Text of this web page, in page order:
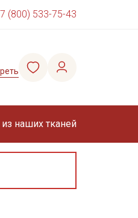
(800) 533-75-43
наших тканей